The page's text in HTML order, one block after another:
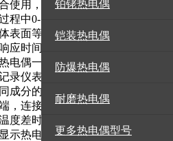
铂铑热电偶
铠装热电偶
防爆热电偶
耐磨热电偶
更多热电偶型号
使用，构成过程控制系统，直接
程中0-1800℃范围内的流体、蒸
表面等的温度。 铠状热电偶具
应时间快、结实耐用等多种优
电偶一样，通常作为测量温度的
录仪表、电子调节器组合使用。
成分的导体两端焊接形成电路，
，连接端称为冷端，参考端。
度差时，电路产生热电流，与显
示热电偶产生的热电动势的对应